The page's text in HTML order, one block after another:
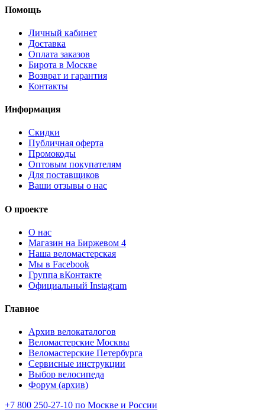
Помощь
Личный кабинет
Доставка
Оплата заказов
Бирота в Москве
Возврат и гарантия
Контакты
Информация
Скидки
Публичная оферта
Промокоды
Оптовым покупателям
Для поставщиков
Ваши отзывы о нас
О проекте
О нас
Магазин на Биржевом 4
Наша веломастерская
Мы в Facebook
Группа вКонтакте
Официальный Instagram
Главное
Архив велокаталогов
Веломастерские Москвы
Веломастерские Петербурга
Сервисные инструкции
Выбор велосипеда
Форум (архив)
+7 800 250-27-10 по Москве и России